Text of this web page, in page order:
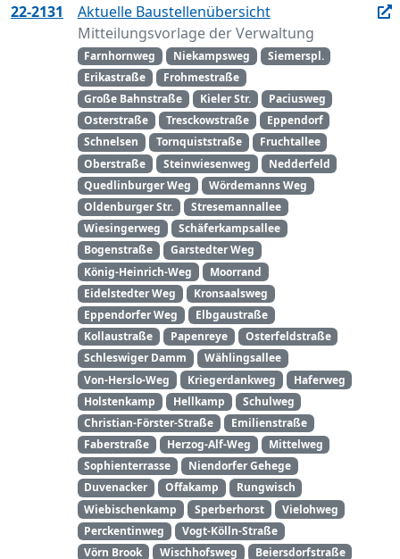
22-2131
Aktuelle Baustellenübersicht
Mitteilungsvorlage der Verwaltung
Farnhornweg Niekampsweg
Siemerspl.
Erikastraße
Frohmestraße
Große Bahnstraße
Kieler Str.
Paciusweg
Osterstraße
Tresckowstraße
Eppendorf
Schnelsen
Tornquiststraße
Fruchtallee
Oberstraße
Steinwiesenweg
Nedderfeld
Quedlinburger Weg
Wördemanns Weg
Oldenburger Str.
Stresemannallee
Wiesingerweg
Schäferkampsallee
Bogenstraße
Garstedter Weg
König-Heinrich-Weg
Moorrand
Eidelstedter Weg
Kronsaalsweg
Eppendorfer Weg
Elbgaustraße
Kollaustraße
Papenreye
Osterfeldstraße
Schleswiger Damm
Wählingsallee
Von-Herslo-Weg
Kriegerdankweg
Haferweg
Holstenkamp
Hellkamp
Schulweg
Christian-Förster-Straße
Emilienstraße
Faberstraße
Herzog-Alf-Weg
Mittelweg
Sophienterrasse
Niendorfer Gehege
Duvenacker
Offakamp
Rungwisch
Wiebischenkamp
Sperberhorst
Vielohweg
Perckentinweg
Vogt-Kölln-Straße
Vörn Brook
Wischhofsweg
Beiersdorfstraße